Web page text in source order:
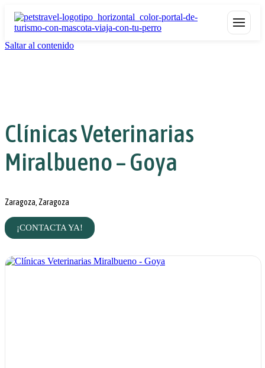
Saltar al contenido
Clínicas Veterinarias
Miralbueno – Goya
Zaragoza, Zaragoza
¡CONTACTA YA!